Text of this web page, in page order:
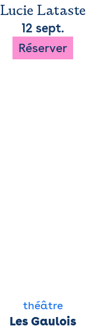
Lucie Lataste
12 sept.
Réserver
théâtre
Les Gaulois